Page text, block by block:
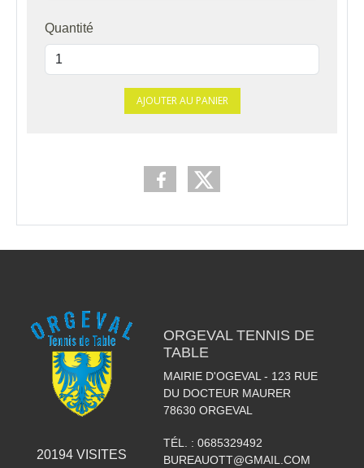
Quantité
AJOUTER AU PANIER
20194VISITES
ORGEVAL TENNIS DE
TABLE
MAIRIE D'OGEVAL - 123 RUE
DU DOCTEUR MAURER
78630 ORGEVAL
TÉL. : 0685329492
BUREAUOTT@GMAIL.COM